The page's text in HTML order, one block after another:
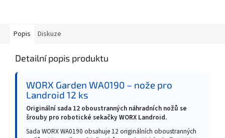
Popis Diskuze
Detailní popis produktu
WORX Garden WA0190 – nože pro
Landroid 12 ks
Originální sada 12 oboustranných náhradních nožů se
šrouby pro robotické sekačky WORX Landroid.
Sada WORX WA0190 obsahuje 12 originálních oboustranných